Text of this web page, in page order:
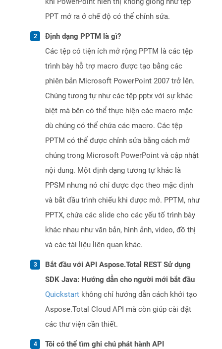
PPT mở ra ở chế độ có thể chỉnh sửa.
Định dạng PPTM là gì?
Các tệp có tiện ích mở rộng PPTM là các tệp
trình bày hỗ trợ macro được tạo bằng các
phiên bản Microsoft PowerPoint 2007 trở lên.
Chúng tương tự như các tệp pptx với sự khác
biệt mà bên có thể thực hiện các macro mặc
dù chúng có thể chứa các macro. Các tệp
PPTM có thể được chỉnh sửa bằng cách mở
chúng trong Microsoft PowerPoint và cập nhật
nội dung. Một định dạng tương tự khác là
PPSM nhưng nó chỉ được đọc theo mặc định
và bắt đầu trình chiếu khi được mở. PPTM, như
PPTX, chứa các slide cho các yếu tố trình bày
khác nhau như văn bản, hình ảnh, video, đồ thị
và các tài liệu liên quan khác.
Bắt đầu với API Aspose.Total REST Sử dụng
SDK Java: Hướng dẫn cho người mới bắt đầu
Quickstart không chỉ hướng dẫn cách khởi tạo
Aspose.Total Cloud API mà còn giúp cài đặt
các thư viện cần thiết.
Tôi có thể tìm ghi chú phát hành API